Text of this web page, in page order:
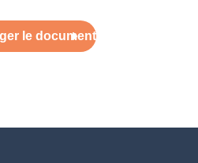
le document